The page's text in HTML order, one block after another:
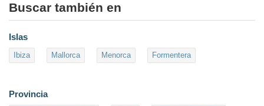
Buscar también en
Islas
Ibiza Mallorca Menorca Formentera
Provincia